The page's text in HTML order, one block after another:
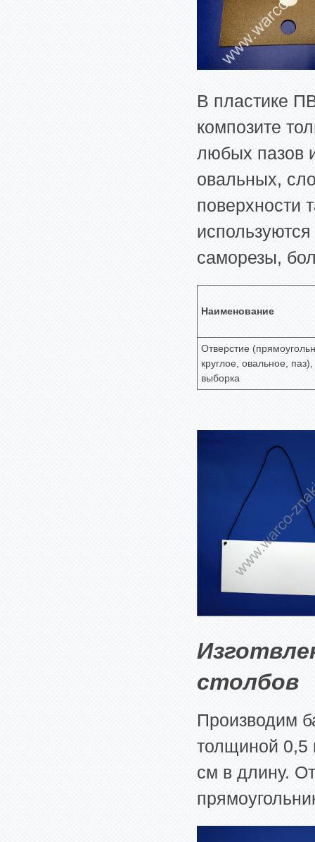
В пластике
композите
любых пазов
овальных,
поверхности
саморезы,
Наименование
Отверстие
круглое, овальное,
выборка
столбов
Производим
толщиной 0,5
см в длину.